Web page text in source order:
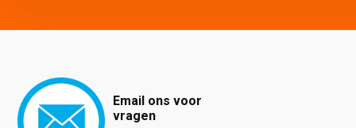
Email ons voor
vragen